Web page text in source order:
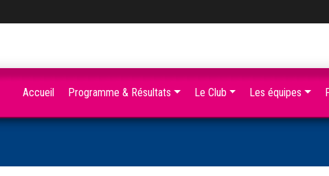
Accueil Programme & Résultats Le Club Les équipes